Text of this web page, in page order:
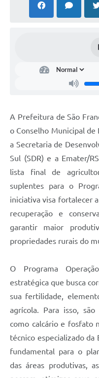
Acesso à Informação
Guia Credenciamento Pregao
Plano de Saneamento
Devedores de ICMS/IPVA.
Publicações Legais
UAB - Universidade Aberta do
UERGS - Universidade Estadual
Despesas
Despesas por órgãos
Relatório de gestão fiscal
Gestão Fiscal
A Prefeitura de São
o Conselho Municipal de
a Secretaria de
Sul (SDR) e a Emater/
lista final de
suplentes para o
iniciativa visa fortalecer
recuperação e
garantir maior
propriedades rurais do
O Programa
estratégica que busca
sua fertilidade,
agrícola. Para isso,
como calcário e fosfato
técnico especializado da
fundamental para o
das áreas produtivas,